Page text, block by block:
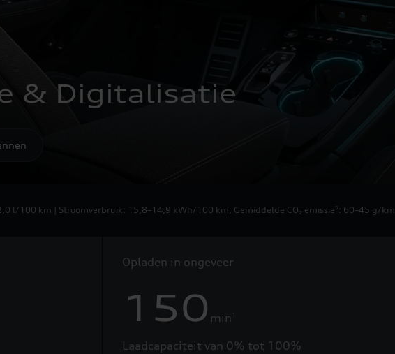
& Digitalisatie
l/100 km | Stroomverbruik: 15,8–14,9 kWh/100 km; Gemiddelde CO₂ emissie 5 : 60–45 g/km
Opladen in ongeveer
150 min 1
Laadcapaciteit van 0% tot 100%